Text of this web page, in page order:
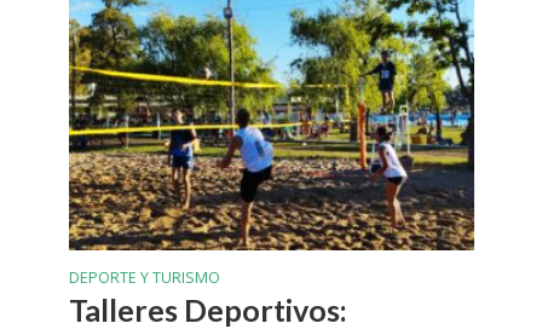
DEPORTE Y TURISMO
Talleres Deportivos: